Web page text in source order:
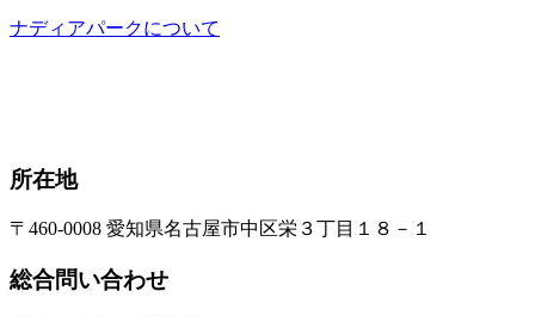
ナディアパークについて
所在地
〒460-0008 愛知県名古屋市中区栄３丁目１８－１
総合問い合わせ